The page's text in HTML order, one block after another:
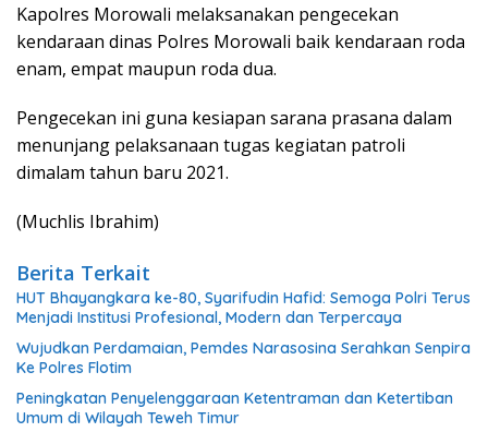
Kapolres Morowali melaksanakan pengecekan
kendaraan dinas Polres Morowali baik kendaraan roda
enam, empat maupun roda dua.
Pengecekan ini guna kesiapan sarana prasana dalam
menunjang pelaksanaan tugas kegiatan patroli
dimalam tahun baru 2021.
(Muchlis Ibrahim)
Berita Terkait
HUT Bhayangkara ke-80, Syarifudin Hafid: Semoga Polri Terus
Menjadi Institusi Profesional, Modern dan Terpercaya
Wujudkan Perdamaian, Pemdes Narasosina Serahkan Senpira
Ke Polres Flotim
Peningkatan Penyelenggaraan Ketentraman dan Ketertiban
Umum di Wilayah Teweh Timur